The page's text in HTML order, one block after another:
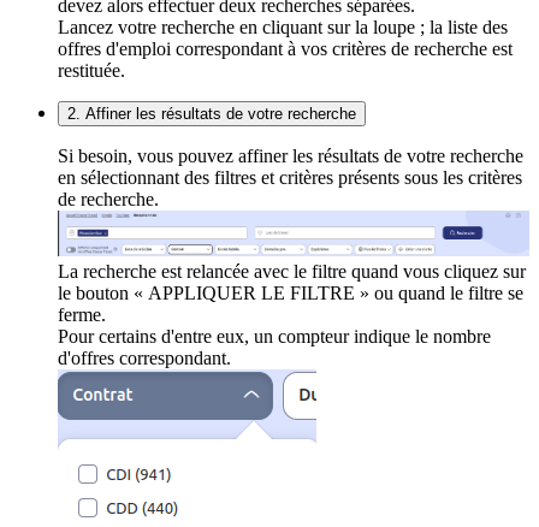
devez alors effectuer deux recherches séparées.
Lancez votre recherche en cliquant sur la loupe ; la liste des
offres d'emploi correspondant à vos critères de recherche est
restituée.
2. Affiner les résultats de votre recherche
Si besoin, vous pouvez affiner les résultats de votre recherche
en sélectionnant des filtres et critères présents sous les critères
de recherche.
La recherche est relancée avec le filtre quand vous cliquez sur
le bouton « APPLIQUER LE FILTRE » ou quand le filtre se
ferme.
Pour certains d'entre eux, un compteur indique le nombre
d'offres correspondant.